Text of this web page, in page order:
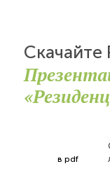
Скачайте
в pdf